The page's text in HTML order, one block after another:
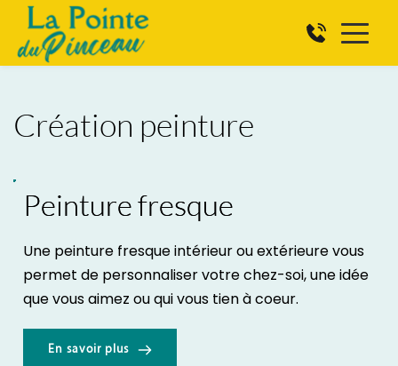
Création peinture
Peinture fresque
Une peinture fresque intérieur ou extérieure vous
permet de personnaliser votre chez-soi, une idée
que vous aimez ou qui vous tien à coeur.
En savoir plus